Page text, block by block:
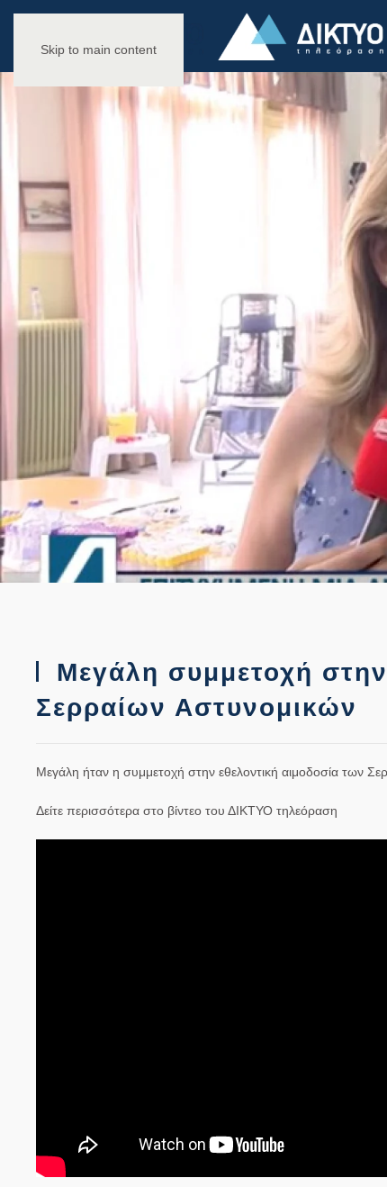
Skip to main content
Μεγάλη συμμετοχή
Σερραίων Αστυνομικών
Μεγάλη ήταν η συμμετοχή στην εθελοντική αιμοδοσία των
Δείτε περισσότερα στο βίντεο του ΔΙΚΤΥΟ τηλεόραση